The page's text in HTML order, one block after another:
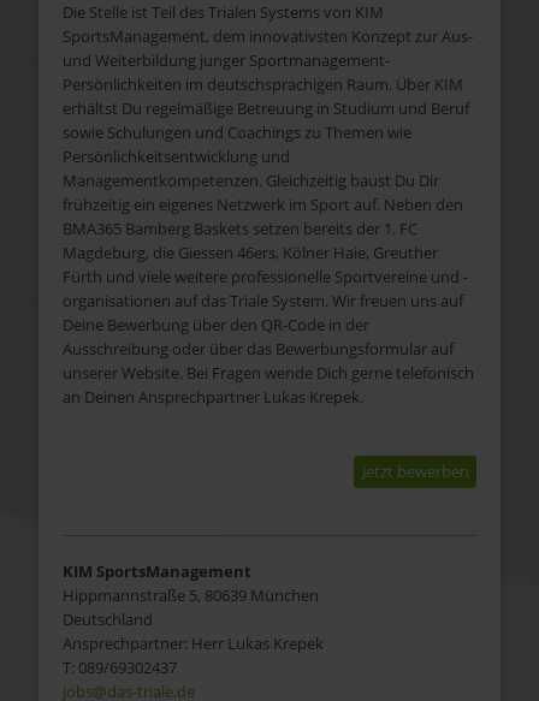
Die Stelle ist Teil des Trialen Systems von KIM
SportsManagement, dem innovativsten Konzept zur Aus-
und Weiterbildung junger Sportmanagement-
Persönlichkeiten im deutschsprachigen Raum. Über KIM
erhältst Du regelmäßige Betreuung in Studium und Beruf
sowie Schulungen und Coachings zu Themen wie
Persönlichkeitsentwicklung und
Managementkompetenzen. Gleichzeitig baust Du Dir
frühzeitig ein eigenes Netzwerk im Sport auf. Neben den
BMA365 Bamberg Baskets setzen bereits der 1. FC
Magdeburg, die Giessen 46ers, Kölner Haie, Greuther
Fürth und viele weitere professionelle Sportvereine und -
organisationen auf das Triale System. Wir freuen uns auf
Deine Bewerbung über den QR-Code in der
Ausschreibung oder über das Bewerbungsformular auf
unserer Website. Bei Fragen wende Dich gerne telefonisch
an Deinen Ansprechpartner Lukas Krepek.
Jetzt bewerben
KIM SportsManagement
Hippmannstraße 5, 80639 München
Deutschland
Ansprechpartner: Herr Lukas Krepek
T: 089/69302437
jobs@das-triale.de